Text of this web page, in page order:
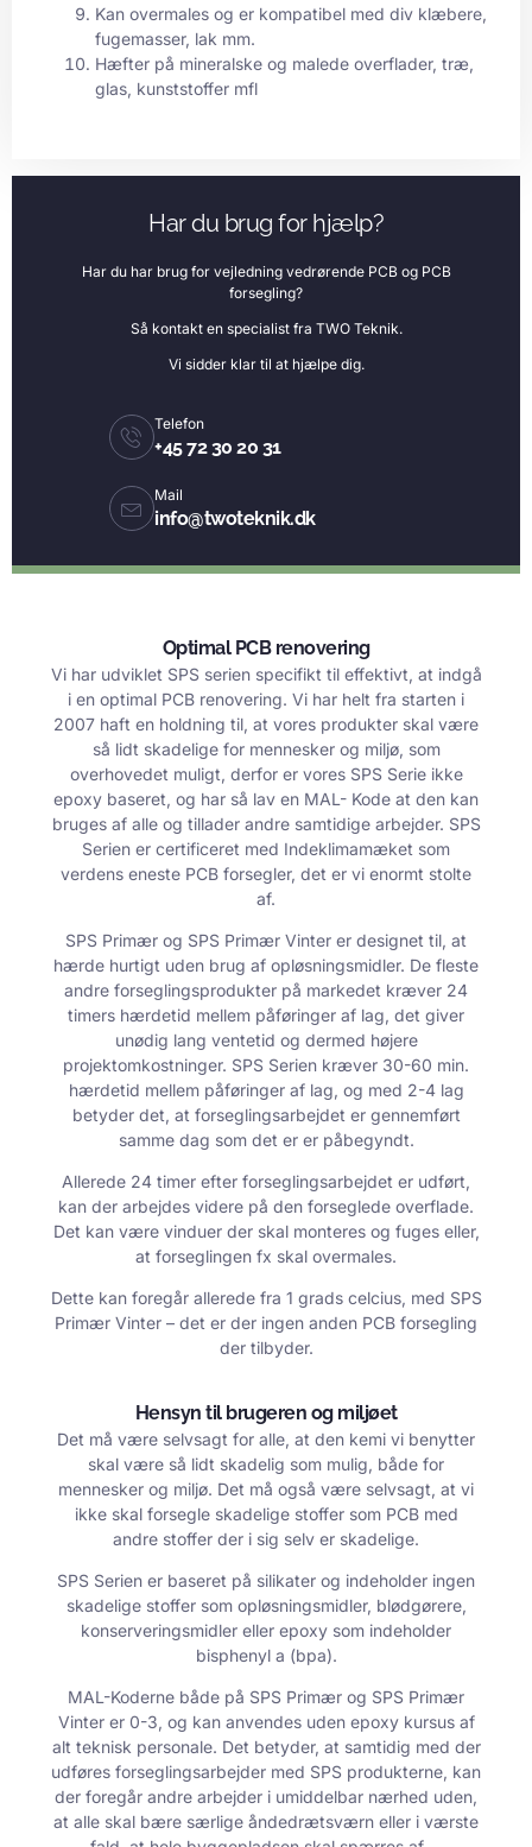
Kan overmales og er kompatibel med div klæbere,
fugemasser, lak mm.
Hæfter på mineralske og malede overflader, træ,
glas, kunststoffer mfl
Har du brug for hjælp?
Har du har brug for vejledning vedrørende PCB og PCB
forsegling?
Så kontakt en specialist fra TWO Teknik.
Vi sidder klar til at hjælpe dig.
Telefon
+45 72 30 20 31
Mail
info@twoteknik.dk
Optimal PCB renovering
Vi har udviklet SPS serien specifikt til effektivt, at indgå
i en optimal PCB renovering. Vi har helt fra starten i
2007 haft en holdning til, at vores produkter skal være
så lidt skadelige for mennesker og miljø, som
overhovedet muligt, derfor er vores SPS Serie ikke
epoxy baseret, og har så lav en MAL- Kode at den kan
bruges af alle og tillader andre samtidige arbejder. SPS
Serien er certificeret med Indeklimamæket som
verdens eneste PCB forsegler, det er vi enormt stolte
af.
SPS Primær og SPS Primær Vinter er designet til, at
hærde hurtigt uden brug af opløsningsmidler. De fleste
andre forseglingsprodukter på markedet kræver 24
timers hærdetid mellem påføringer af lag, det giver
unødig lang ventetid og dermed højere
projektomkostninger. SPS Serien kræver 30-60 min.
hærdetid mellem påføringer af lag, og med 2-4 lag
betyder det, at forseglingsarbejdet er gennemført
samme dag som det er er påbegyndt.
Allerede 24 timer efter forseglingsarbejdet er udført,
kan der arbejdes videre på den forseglede overflade.
Det kan være vinduer der skal monteres og fuges eller,
at forseglingen fx skal overmales.
Dette kan foregår allerede fra 1 grads celcius, med SPS
Primær Vinter – det er der ingen anden PCB forsegling
der tilbyder.
Hensyn til brugeren og miljøet
Det må være selvsagt for alle, at den kemi vi benytter
skal være så lidt skadelig som mulig, både for
mennesker og miljø. Det må også være selvsagt, at vi
ikke skal forsegle skadelige stoffer som PCB med
andre stoffer der i sig selv er skadelige.
SPS Serien er baseret på silikater og indeholder ingen
skadelige stoffer som opløsningsmidler, blødgørere,
konserveringsmidler eller epoxy som indeholder
bisphenyl a (bpa).
MAL-Koderne både på SPS Primær og SPS Primær
Vinter er 0-3, og kan anvendes uden epoxy kursus af
alt teknisk personale. Det betyder, at samtidig med der
udføres forseglingsarbejder med SPS produkterne, kan
der foregår andre arbejder i umiddelbar nærhed uden,
at alle skal bære særlige åndedrætsværn eller i værste